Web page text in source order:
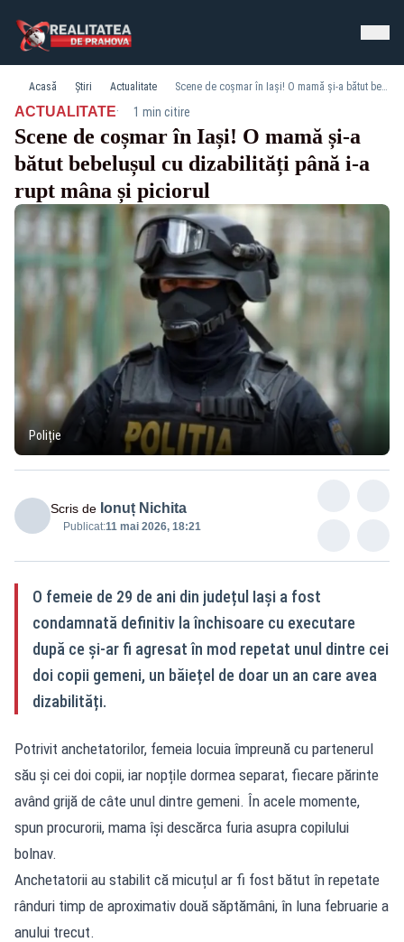
Acasă Știri Actualitate Scene de coșmar în Iași! O mamă și-a bătut bebelușul cu dizabilități până i-a rupt mâna și piciorul
ACTUALITATE· 1 min citire
Scene de coșmar în Iași! O mamă și-a
bătut bebelușul cu dizabilități până i-a
rupt mâna și piciorul
Poliție
Scris de Ionuț Nichita
Publicat:11 mai 2026, 18:21
O femeie de 29 de ani din județul Iași a fost
condamnată definitiv la închisoare cu executare
după ce și-ar fi agresat în mod repetat unul dintre cei
doi copii gemeni, un băiețel de doar un an care avea
dizabilități.
Potrivit anchetatorilor, femeia locuia împreună cu partenerul
său și cei doi copii, iar nopțile dormea separat, fiecare părinte
având grijă de câte unul dintre gemeni. În acele momente,
spun procurorii, mama își descărca furia asupra copilului
bolnav.
Anchetatorii au stabilit că micuțul ar fi fost bătut în repetate
rânduri timp de aproximativ două săptămâni, în luna februarie a
anului trecut.